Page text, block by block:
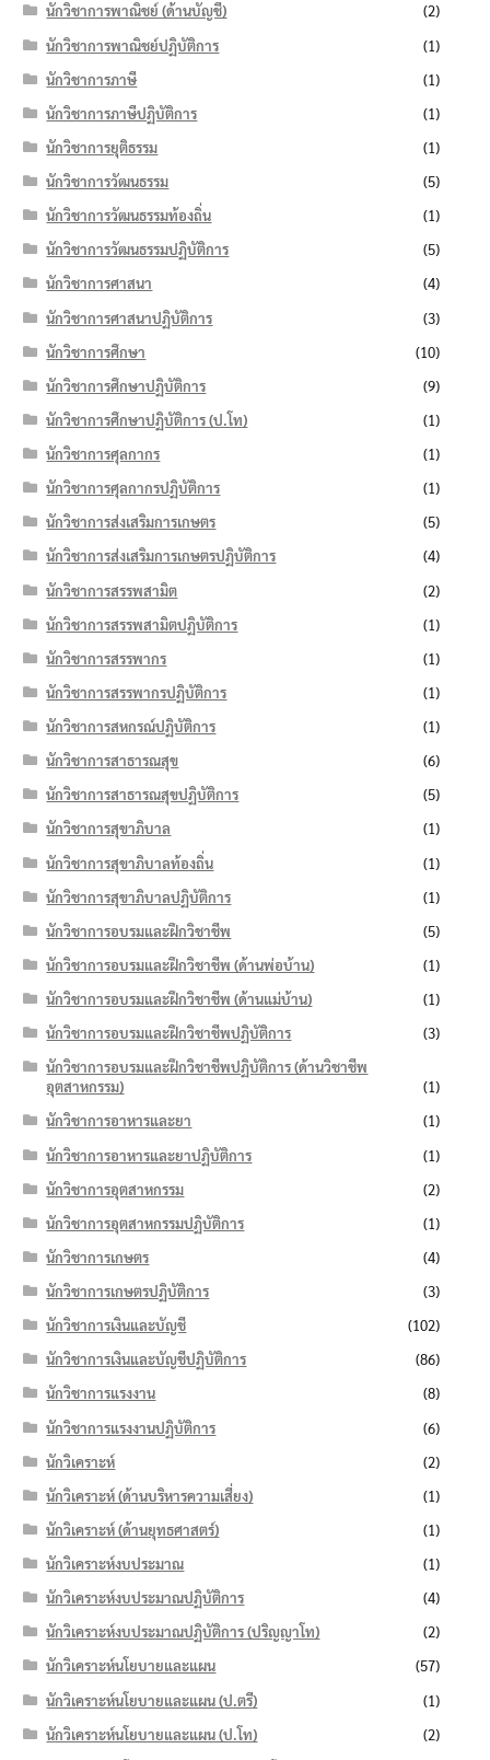
นักวิชาการพาณิชย์ (ด้านบัญชี)
(2)
นักวิชาการพาณิชย์ปฏิบัติการ
(1)
นักวิชาการภาษี
(1)
นักวิชาการภาษีปฏิบัติการ
(1)
นักวิชาการยุติธรรม
(1)
นักวิชาการวัฒนธรรม
(5)
นักวิชาการวัฒนธรรมท้องถิ่น
(1)
นักวิชาการวัฒนธรรมปฏิบัติการ
(5)
นักวิชาการศาสนา
(4)
นักวิชาการศาสนาปฏิบัติการ
(3)
นักวิชาการศึกษา
(10)
นักวิชาการศึกษาปฏิบัติการ
(9)
นักวิชาการศึกษาปฏิบัติการ (ป.โท)
(1)
นักวิชาการศุลกากร
(1)
นักวิชาการศุลกากรปฏิบัติการ
(1)
นักวิชาการส่งเสริมการเกษตร
(5)
นักวิชาการส่งเสริมการเกษตรปฏิบัติการ
(4)
นักวิชาการสรรพสามิต
(2)
นักวิชาการสรรพสามิตปฏิบัติการ
(1)
นักวิชาการสรรพากร
(1)
นักวิชาการสรรพากรปฏิบัติการ
(1)
นักวิชาการสหกรณ์ปฏิบัติการ
(1)
นักวิชาการสาธารณสุข
(6)
นักวิชาการสาธารณสุขปฏิบัติการ
(5)
นักวิชาการสุขาภิบาล
(1)
นักวิชาการสุขาภิบาลท้องถิ่น
(1)
นักวิชาการสุขาภิบาลปฏิบัติการ
(1)
นักวิชาการอบรมและฝึกวิชาชีพ
(5)
นักวิชาการอบรมและฝึกวิชาชีพ (ด้านพ่อบ้าน)
(1)
นักวิชาการอบรมและฝึกวิชาชีพ (ด้านแม่บ้าน)
(1)
นักวิชาการอบรมและฝึกวิชาชีพปฏิบัติการ
(3)
นักวิชาการอบรมและฝึกวิชาชีพปฏิบัติการ (ด้านวิชาชีพ
อุตสาหกรรม)
(1)
นักวิชาการอาหารและยา
(1)
นักวิชาการอาหารและยาปฏิบัติการ
(1)
นักวิชาการอุตสาหกรรม
(2)
นักวิชาการอุตสาหกรรมปฏิบัติการ
(1)
นักวิชาการเกษตร
(4)
นักวิชาการเกษตรปฏิบัติการ
(3)
นักวิชาการเงินและบัญชี
(102)
นักวิชาการเงินและบัญชีปฏิบัติการ
(86)
นักวิชาการแรงงาน
(8)
นักวิชาการแรงงานปฏิบัติการ
(6)
นักวิเคราะห์
(2)
นักวิเคราะห์ (ด้านบริหารความเสี่ยง)
(1)
นักวิเคราะห์ (ด้านยุทธศาสตร์)
(1)
นักวิเคราะห์งบประมาณ
(1)
นักวิเคราะห์งบประมาณปฏิบัติการ
(4)
นักวิเคราะห์งบประมาณปฏิบัติการ (ปริญญาโท)
(2)
นักวิเคราะห์นโยบายและแผน
(57)
นักวิเคราะห์นโยบายและแผน (ป.ตรี)
(1)
นักวิเคราะห์นโยบายและแผน (ป.โท)
(2)